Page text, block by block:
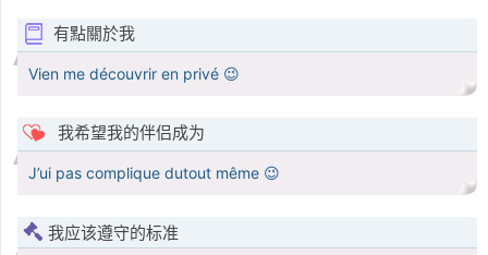
有點關於我
Vien me découvrir en privé 😉
我希望我的伴侣成为
J’ui pas complique dutout même 😉
我应该遵守的标准